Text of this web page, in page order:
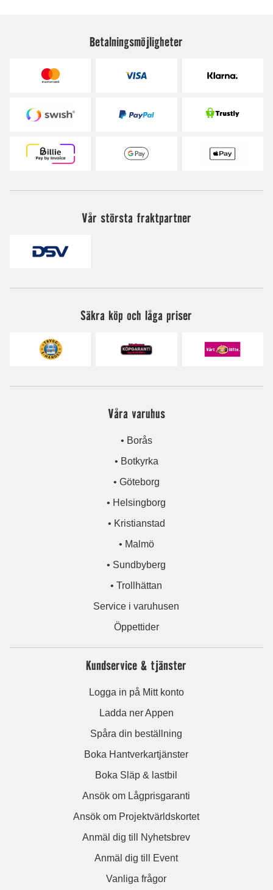
Betalningsmöjligheter
Vår största fraktpartner
Säkra köp och låga priser
Våra varuhus
• Borås
• Botkyrka
• Göteborg
• Helsingborg
• Kristianstad
• Malmö
• Sundbyberg
• Trollhättan
Service i varuhusen
Öppettider
Kundservice & tjänster
Logga in på Mitt konto
Ladda ner Appen
Spåra din beställning
Boka Hantverkartjänster
Boka Släp & lastbil
Ansök om Lågprisgaranti
Ansök om Projektvärldskortet
Anmäl dig till Nyhetsbrev
Anmäl dig till Event
Vanliga frågor